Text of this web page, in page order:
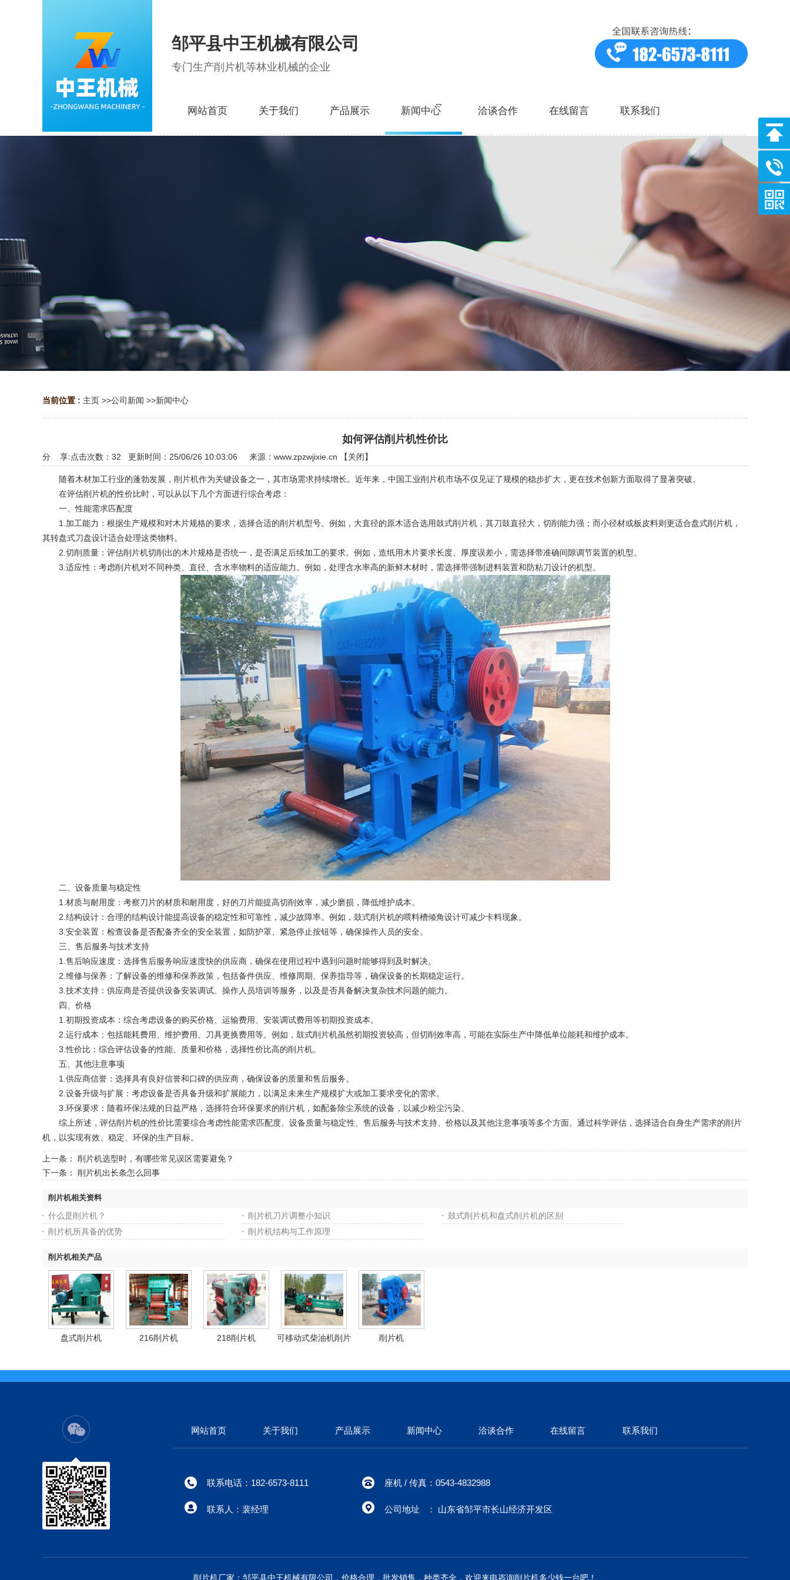
邹平县中王机械有限公司
专门生产削片机等林业机械的企业
网站首页 关于我们 产品展示 新闻中心 洽谈合作 在线留言 联系我们
当前位置 : 主页 >>公司新闻 >>新闻中心
如何评估削片机性价比
点击次数： 32 更新时间：25/06/26 10:03:06 来源： www.zpzwjixie.cn 【关闭】
分 享:
随着木材加工行业的蓬勃发展，削片机作为关键设备之一，其市场需求持续增长。近年来，中国工业削片机市场不仅见证了规模的稳步扩大，更在技术创新方面取得了显著突破。
在评估削片机的性价比时，可以从以下几个方面进行综合考虑：
一、性能需求匹配度
‌1.加工能力‌：根据生产规模和对木片规格的要求，选择合适的削片机型号。例如，大直径的原木适合选用鼓式削片机，其刀鼓直径大，切削能力强；而小径材或板皮料则更适合盘式削片机，
其转盘式刀盘设计适合处理这类物料。
‌2.切削质量‌：评估削片机切削出的木片规格是否统一，是否满足后续加工的要求。例如，造纸用木片要求长度、厚度误差小，需选择带准确间隙调节装置的机型。
‌3.适应性‌：考虑削片机对不同种类、直径、含水率物料的适应能力。例如，处理含水率高的新鲜木材时，需选择带强制进料装置和防粘刀设计的机型。
二、设备质量与稳定性
‌1.材质与耐用度‌：考察刀片的材质和耐用度，好的刀片能提高切削效率，减少磨损，降低维护成本。
‌2.结构设计‌：合理的结构设计能提高设备的稳定性和可靠性，减少故障率。例如，鼓式削片机的喂料槽倾角设计可减少卡料现象。
‌3.安全装置‌：检查设备是否配备齐全的安全装置，如防护罩、紧急停止按钮等，确保操作人员的安全。
三、售后服务与技术支持
‌1.售后响应速度‌：选择售后服务响应速度快的供应商，确保在使用过程中遇到问题时能够得到及时解决。
‌2.维修与保养‌：了解设备的维修和保养政策，包括备件供应、维修周期、保养指导等，确保设备的长期稳定运行。
‌3.技术支持‌：供应商是否提供设备安装调试、操作人员培训等服务，以及是否具备解决复杂技术问题的能力。
四、价格
‌1.初期投资成本‌：综合考虑设备的购买价格、运输费用、安装调试费用等初期投资成本。
‌2.运行成本‌：包括能耗费用、维护费用、刀具更换费用等。例如，鼓式削片机虽然初期投资较高，但切削效率高，可能在实际生产中降低单位能耗和维护成本。
‌3.性价比‌：综合评估设备的性能、质量和价格，选择性价比高的削片机。
五、其他注意事项
‌1.供应商信誉‌：选择具有良好信誉和口碑的供应商，确保设备的质量和售后服务。
‌2.设备升级与扩展‌：考虑设备是否具备升级和扩展能力，以满足未来生产规模扩大或加工要求变化的需求。
‌3.环保要求‌：随着环保法规的日益严格，选择符合环保要求的削片机，如配备除尘系统的设备，以减少粉尘污染。
综上所述，评估削片机的性价比需要综合考虑性能需求匹配度、设备质量与稳定性、售后服务与技术支持、价格以及其他注意事项等多个方面。通过科学评估，选择适合自身生产需求的削片
机，以实现有效、稳定、环保的生产目标。
上一条： 削片机选型时，有哪些常见误区需要避免？
下一条： 削片机出长条怎么回事
削片机相关资料
什么是削片机？ 削片机刀片调整小知识
鼓式削片机和盘式削片机的区别
削片机所具备的优势
削片机结构与工作原理
削片机相关产品
盘式削片机 216削片机 218削片机
可移动式柴油机削片
削片机
网站首页 关于我们 产品展示 新闻中心 洽谈合作 在线留言 联系我们
联系电话：182-6573-8111
联系人：裴经理
座机 / 传真：0543-4832988
公司地址 ： 山东省邹平市长山经济开发区
削片机厂家：邹平县中王机械有限公司，价格合理，批发销售，种类齐全，欢迎来电咨询削片机多少钱一台吧！